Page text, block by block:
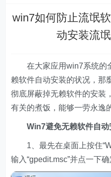
win7如何防止流氓
动安装流
在大家应用win7系统的
赖软件自动安装的状况，那
彻底屏蔽掉无赖软件的安装
有关的煮饭，能够一劳永逸
Win7避免无赖软件自动
1、最先在桌面上按住
输入“gpedit.msc”并点一下确